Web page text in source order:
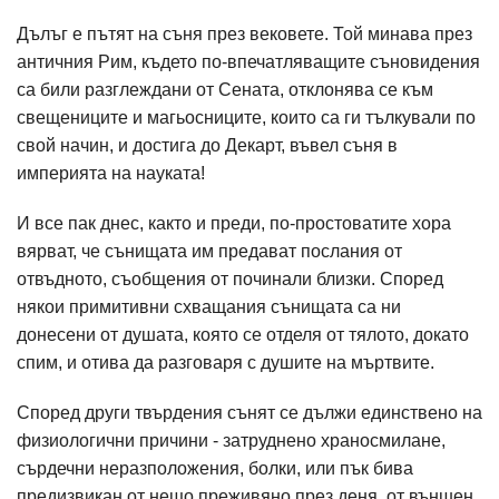
Дълъг е пътят на съня през вековете. Той минава през
античния Рим, където по-впечатляващите съновидения
са били разглеждани от Сената, отклонява се към
свещениците и магьосниците, които са ги тълкували по
свой начин, и достига до Декарт, въвел съня в
империята на науката!
И все пак днес, както и преди, по-простоватите хора
вярват, че сънищата им предават послания от
отвъдното, съобщения от починали близки. Според
някои примитивни схващания сънищата са ни
донесени от душата, която се отделя от тялото, докато
спим, и отива да разговаря с душите на мъртвите.
Според други твърдения сънят се дължи единствено на
физиологични причини - затруднено храносмилане,
сърдечни неразположения, болки, или пък бива